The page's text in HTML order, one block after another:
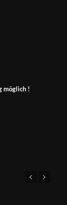
möglich !